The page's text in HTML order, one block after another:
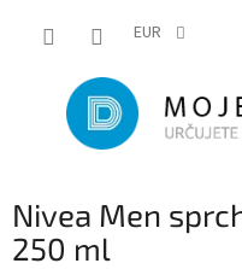
EUR
Nivea Men
250 ml